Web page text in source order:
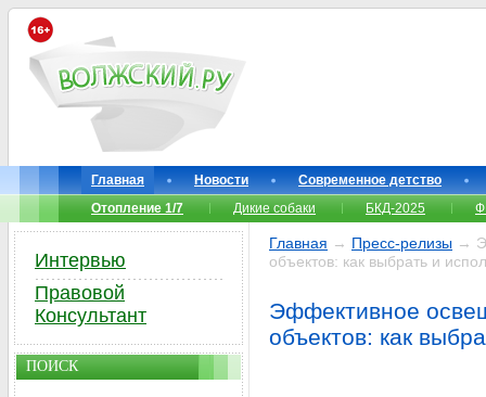
Главная Новости
Современное детство
Отопление 1/7
Дикие собаки БКД-2025
Главная → Пресс-релизы →
объектов: как выбрать и
Эффективное
объектов: как
Интервью
Правовой
Консультант
ПОИСК